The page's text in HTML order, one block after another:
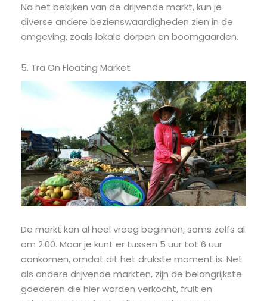
Na het bekijken van de drijvende markt, kun je
diverse andere bezienswaardigheden zien in de
omgeving, zoals lokale dorpen en boomgaarden.
5. Tra On Floating Market
De markt kan al heel vroeg beginnen, soms zelfs al
om 2:00. Maar je kunt er tussen 5 uur tot 6 uur
aankomen, omdat dit het drukste moment is. Net
als andere drijvende markten, zijn de belangrijkste
goederen die hier worden verkocht, fruit en